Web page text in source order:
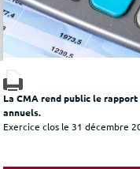
La CMA rend public le
annuels.
Exercice clos le 31 décembre